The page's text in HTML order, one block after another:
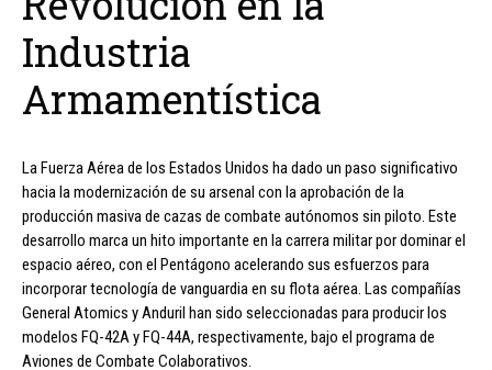
Industria
Armamentística
La Fuerza Aérea de los Estados Unidos ha dado un paso significativo
hacia la modernización de su arsenal con la aprobación de la
producción masiva de cazas de combate autónomos sin piloto. Este
desarrollo marca un hito importante en la carrera militar por dominar el
espacio aéreo, con el Pentágono acelerando sus esfuerzos para
incorporar tecnología de vanguardia en su flota aérea. Las compañías
General Atomics y Anduril han sido seleccionadas para producir los
modelos FQ-42A y FQ-44A, respectivamente, bajo el programa de
Aviones de Combate Colaborativos.